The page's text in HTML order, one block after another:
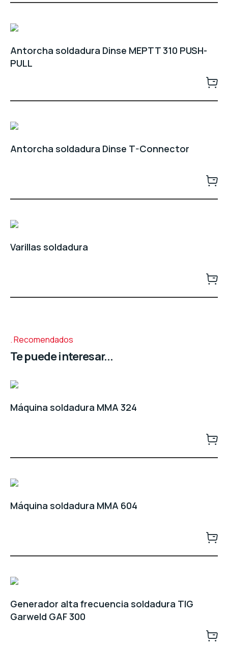
Antorcha soldadura Dinse MEPTT 310 PUSH-
PULL
Antorcha soldadura Dinse T-Connector
Varillas soldadura
Recomendados
Te puede interesar...
Máquina soldadura MMA 324
Máquina soldadura MMA 604
Generador alta frecuencia soldadura TIG
Garweld GAF 300